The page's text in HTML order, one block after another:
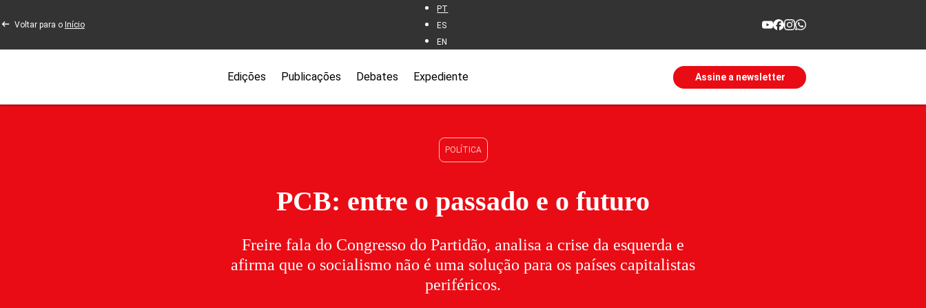
Voltar para o Início
PT
ES
EN
Edições Publicações Debates Expediente Assine a newsletter
POLÍTICA
PCB: entre o passado e o futuro
Freire fala do Congresso do Partidão, analisa a crise da esquerda e
afirma que o socialismo não é uma solução para os países capitalistas
periféricos.